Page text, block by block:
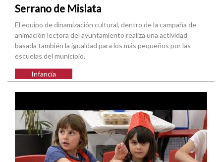
Serrano de Mislata
El equipo de dinamización cultural, dentro de la campaña de
animación lectora del ayuntamiento realiza una actividad
basada también la igualdad para los más pequeños por las
escuelas del municipio.
Infancia